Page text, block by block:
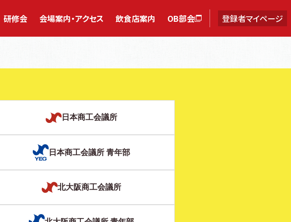
研修会 会場案内・アクセス 飲食店案内 OB部会 登録者マイページ
日本商工会議所
日本商工会議所 青年部
北大阪商工会議所